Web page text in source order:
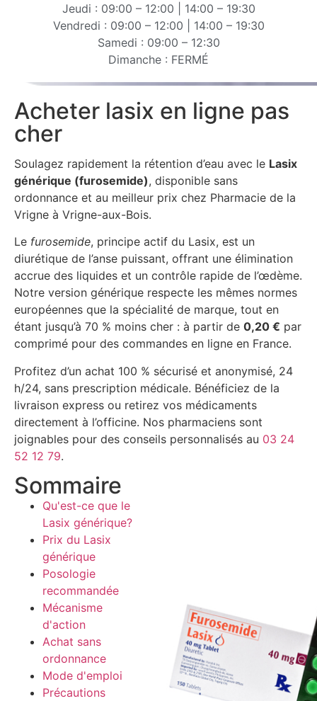
Jeudi : 09:00 – 12:00 | 14:00 – 19:30
Vendredi : 09:00 – 12:00 | 14:00 – 19:30
Samedi : 09:00 – 12:30
Dimanche : FERMÉ
Acheter lasix en ligne pas
cher
Soulagez rapidement la rétention d’eau avec le Lasix
générique (furosemide), disponible sans
ordonnance et au meilleur prix chez Pharmacie de la
Vrigne à Vrigne-aux-Bois.
Le furosemide, principe actif du Lasix, est un
diurétique de l’anse puissant, offrant une élimination
accrue des liquides et un contrôle rapide de l’œdème.
Notre version générique respecte les mêmes normes
européennes que la spécialité de marque, tout en
étant jusqu’à 70 % moins cher : à partir de 0,20 € par
comprimé pour des commandes en ligne en France.
Profitez d’un achat 100 % sécurisé et anonymisé, 24
h/24, sans prescription médicale. Bénéficiez de la
livraison express ou retirez vos médicaments
directement à l’officine. Nos pharmaciens sont
joignables pour des conseils personnalisés au 03 24
52 12 79.
Sommaire
Qu'est-ce que le
Lasix générique?
Prix du Lasix
générique
Posologie
recommandée
Mécanisme
d'action
Achat sans
ordonnance
Mode d'emploi
Précautions